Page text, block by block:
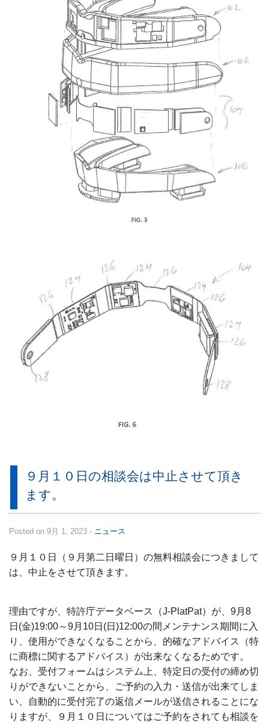
９月１０日の相談会は中止させて頂き
ます。
Posted on 9月 1, 2023 - ニュース
９月１０日（９月第二日曜日）の無料相談会につきまして
は、中止をさせて頂きます。
理由ですが、特許庁データベース（J-PlatPat）が、9月8
日(金)19:00～9月10日(日)12:00の間メンテナンス期間に入
り、使用ができなくなることから、的確なアドバイス（特
に商標に関するアドバイス）が出来なくなるためです。
なお、受付フォームはシステム上、特定日の受付の締め切
りができないことから、ご予約の入力・送信が出来てしま
い、自動的に受付完了の返信メールが送信されることにな
りますが、９月１０日についてはご予約をされても相談を